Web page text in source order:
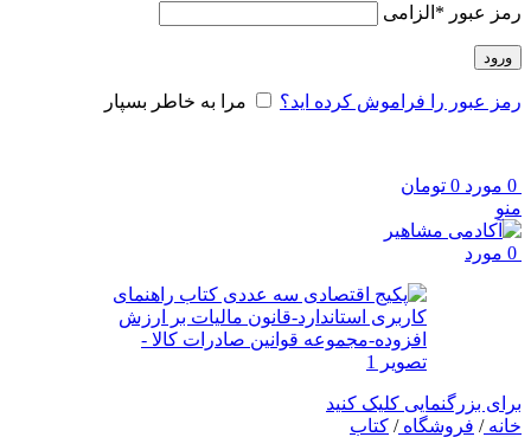
رمز عبور * الزامی
ورود
رمز عبور را فراموش کرده اید؟ مرا به خاطر بسپار
0 مورد 0 تومان
منو
0 مورد
برای بزرگنمایی کلیک کنید
خانه/ فروشگاه/ کتاب